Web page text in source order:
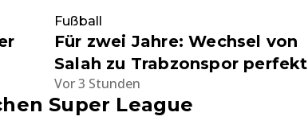
Fußball
Für zwei Jahre: Wechsel von
Salah zu Trabzonspor perfekt
Vor 3 Stunden
Super League